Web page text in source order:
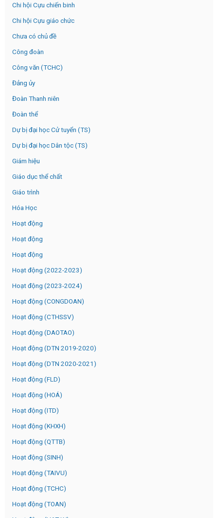
Chi hội Cựu chiến binh
Chi hội Cựu giáo chức
Chưa có chủ đề
Công đoàn
Công văn (TCHC)
Đảng ủy
Đoàn Thanh niên
Đoàn thể
Dự bị đại học Cử tuyển (TS)
Dự bị đại học Dân tộc (TS)
Giám hiệu
Giáo dục thể chất
Giáo trình
Hóa Học
Hoạt động
Hoạt động
Hoạt động
Hoạt động (2022-2023)
Hoạt động (2023-2024)
Hoạt động (CONGDOAN)
Hoạt động (CTHSSV)
Hoạt động (DAOTAO)
Hoạt động (DTN 2019-2020)
Hoạt động (DTN 2020-2021)
Hoạt động (FLD)
Hoạt động (HOÁ)
Hoạt động (ITD)
Hoạt động (KHXH)
Hoạt động (QTTB)
Hoạt động (SINH)
Hoạt động (TAIVU)
Hoạt động (TCHC)
Hoạt động (TOAN)